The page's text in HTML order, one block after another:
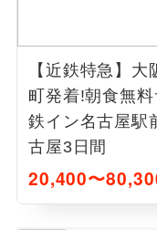
【近鉄特急】
町発着!朝食無
鉄イン名古屋駅
古屋3日間
20,400〜